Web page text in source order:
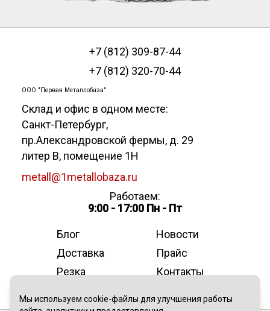
+7 (812) 309-87-44
+7 (812) 320-70-44
ООО "Первая Металлобаза"
Склад и офис в одном месте:
Санкт-Петербург,
пр.Александровской фермы, д. 29
литер В, помещение 1Н
metall@1metallobaza.ru
Работаем:
9:00 - 17:00 Пн - Пт
Блог
Новости
Доставка
Прайс
Резка
Контакты
Мы используем cookie-файлы для улучшения работы